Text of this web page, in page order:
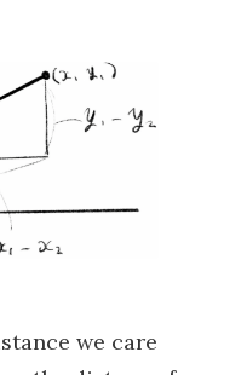
we care